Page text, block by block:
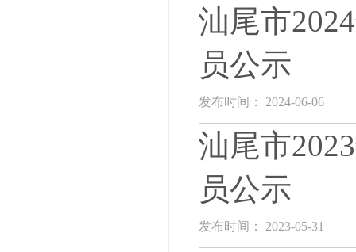
汕尾市
员公示
发布时间： 2024-06-06
汕尾市
员公示
发布时间： 2023-05-31